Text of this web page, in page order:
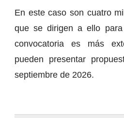
En este caso son cuatro
que se dirigen a ello
convocatoria es más
pueden presentar
septiembre de 2026.